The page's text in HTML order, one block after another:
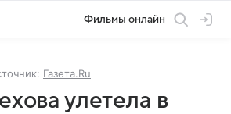
Фильмы онлайн
Газета.Ru
улетела в